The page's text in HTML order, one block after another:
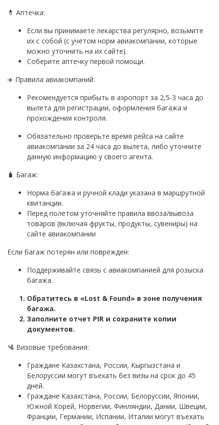
💊 Аптечка:
Если вы принимаете лекарства регулярно, возьмите
их с собой (с учетом норм авиакомпании, которые
можно уточнить на их сайте).
Соберите аптечку первой помощи.
✈️ Правила авиакомпаний:
Рекомендуется прибыть в аэропорт за 2,5-3 часа до
вылета для регистрации, оформления багажа и
прохождения контроля.
Обязательно проверьте время рейса на сайте
авиакомпании за 24 часа до вылета, либо уточните
данную информацию у своего агента.
🧳 Багаж:
Норма багажа и ручной клади указана в маршрутной
квитанции.
Перед полетом уточняйте правила ввоза/вывоза
товаров (включая фрукты, продукты, сувениры) на
сайте авиакомпании
Если багаж потерян или поврежден:
Поддерживайте связь с авиакомпанией для розыска
багажа.
Обратитесь в «Lost & Found» в зоне получения
багажа.
Заполните отчет PIR и сохраните копии
документов.
🛂 Визовые требования:
Граждане Казахстана, России, Кыргызстана и
Белоруссии могут въехать без визы на срок до 45
дней.
Граждане Казахстана, России, Белоруссии, Японии,
Южной Корей, Норвегии, Финляндии, Дании, Швеции,
Франции, Германии, Испании, Италии могут въехать